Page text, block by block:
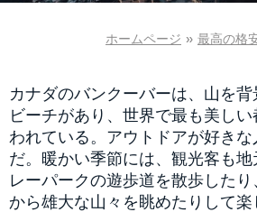
ホームページ » 最高の格
カナダのバンクーバーは、山を
ビーチがあり、世界で最も美し
われている。アウトドアが好き
だ。暖かい季節には、観光客も
レーパークの遊歩道を散歩した
から雄大な山々を眺めたりして楽